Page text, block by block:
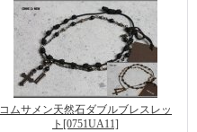
コムサメン天然石ダブルブレスレッ
ト [0751UA11]